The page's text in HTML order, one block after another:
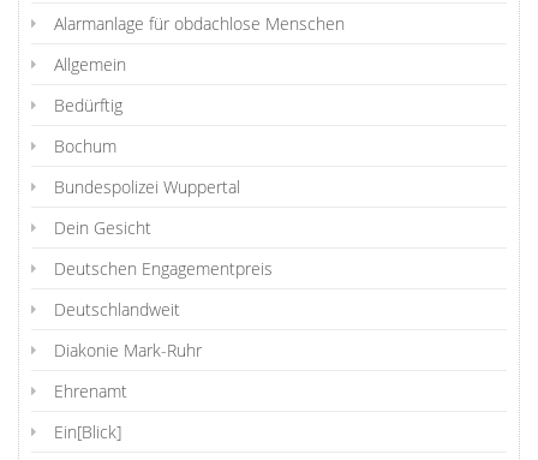
Alarmanlage für obdachlose Menschen
Allgemein
Bedürftig
Bochum
Bundespolizei Wuppertal
Dein Gesicht
Deutschen Engagementpreis
Deutschlandweit
Diakonie Mark-Ruhr
Ehrenamt
Ein[Blick]